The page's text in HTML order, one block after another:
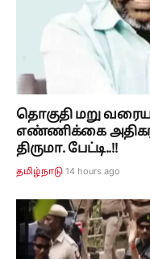
தொகுதி மறு
எண்ணிக்கை
திருமா. பேட்டி..!!
தமிழ்நாடு 14 hours ago